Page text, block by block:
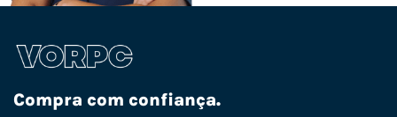
Compra com confiança.